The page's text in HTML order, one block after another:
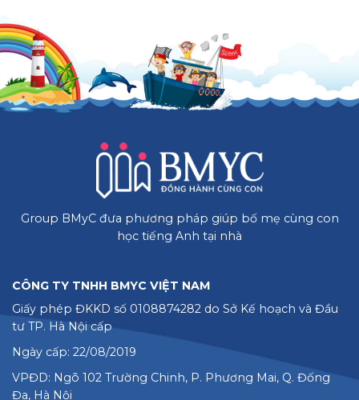
Group BMyC đưa phương pháp giúp bố mẹ cùng con
học tiếng Anh tại nhà
CÔNG TY TNHH BMYC VIỆT NAM
Giấy phép ĐKKD số 0108874282 do Sở Kế hoạch và Đầu
tư TP. Hà Nội cấp
Ngày cấp: 22/08/2019
VPĐD: Ngõ 102 Trường Chinh, P. Phương Mai, Q. Đống
Đa, Hà Nội